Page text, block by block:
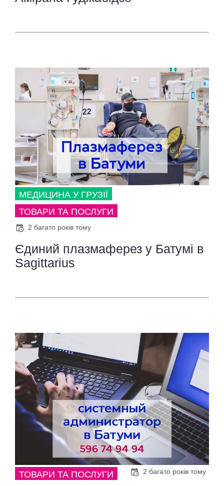
МЕДИЦИНА У ГРУЗІЇ
ТОВАРИ ТА ПОСЛУГИ
2 багато років тому
Єдиний плазмаферез у Батумі в
Sagittarius
ТОВАРИ ТА ПОСЛУГИ 2 багато років тому